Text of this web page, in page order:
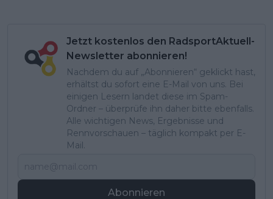
Jetzt kostenlos den RadsportAktuell-
Newsletter abonnieren!
Nachdem du auf „Abonnieren“ geklickt hast,
erhältst du sofort eine E-Mail von uns. Bei
einigen Lesern landet diese im Spam-
Ordner – überprüfe ihn daher bitte ebenfalls.
Alle wichtigen News, Ergebnisse und
Rennvorschauen – täglich kompakt per E-
Mail.
Abonnieren